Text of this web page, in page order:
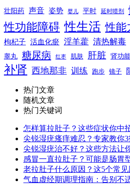
壮阳药 声音 姿势 婴儿 平时 延时喷剂
性功能障碍 性生活 性能
枸杞子 活血化瘀 淫羊藿 清热解毒
睾丸 糖尿病 红枣 肌肤 肝脏 肾功
补肾 西地那非 训练 跑步 镜子
热门文章
随机文章
热门关键词
怎样算拉肚子？这些症状你中
尖锐湿疣瘙痒难忍？专家教你
尖锐湿疣治不好？这些方法让
感冒一直拉肚子？可能是肠胃
老拉肚子什么原因？这5个常
气血虚经期调理指南：告别不